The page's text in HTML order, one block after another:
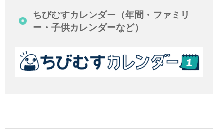
ちびむすカレンダー（年間・ファミリ
ー・子供カレンダーなど）